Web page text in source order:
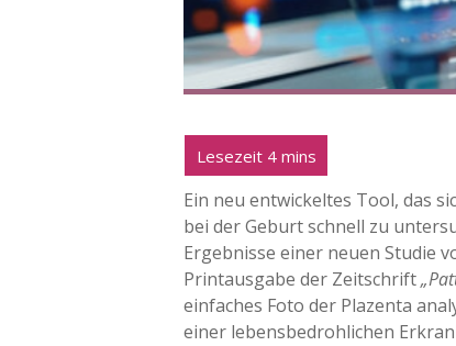
Ein neu entwickeltes Tool, das
bei der Geburt schnell zu
Ergebnisse einer neuen Studie
Printausgabe der Zeitschrift
einfaches Foto der Plazenta
einer lebensbedrohlichen